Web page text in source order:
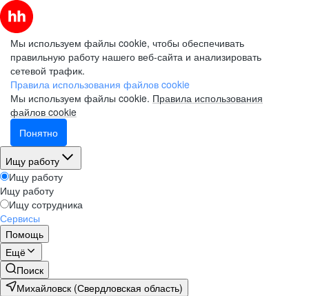
Мы используем файлы cookie, чтобы обеспечивать
правильную работу нашего веб-сайта и анализировать
сетевой трафик.
Правила использования файлов cookie
Мы используем файлы cookie. Правила использования
файлов cookie
Понятно
Ищу работу
Ищу работу
Ищу работу
Ищу сотрудника
Сервисы
Помощь
Ещё
Поиск
Михайловск (Свердловская область)